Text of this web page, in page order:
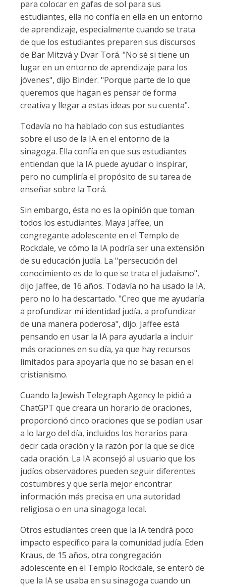
para colocar en gafas de sol para sus
estudiantes, ella no confía en ella en un entorno
de aprendizaje, especialmente cuando se trata
de que los estudiantes preparen sus discursos
de Bar Mitzvá y Dvar Torá. "No sé si tiene un
lugar en un entorno de aprendizaje para los
jóvenes", dijo Binder. "Porque parte de lo que
queremos que hagan es pensar de forma
creativa y llegar a estas ideas por su cuenta".
Todavía no ha hablado con sus estudiantes
sobre el uso de la IA en el entorno de la
sinagoga. Ella confía en que sus estudiantes
entiendan que la IA puede ayudar o inspirar,
pero no cumpliría el propósito de su tarea de
enseñar sobre la Torá.
Sin embargo, ésta no es la opinión que toman
todos los estudiantes. Maya Jaffee, un
congregante adolescente en el Templo de
Rockdale, ve cómo la IA podría ser una extensión
de su educación judía. La "persecución del
conocimiento es de lo que se trata el judaísmo",
dijo Jaffee, de 16 años. Todavía no ha usado la IA,
pero no lo ha descartado. "Creo que me ayudaría
a profundizar mi identidad judía, a profundizar
de una manera poderosa", dijo. Jaffee está
pensando en usar la IA para ayudarla a incluir
más oraciones en su día, ya que hay recursos
limitados para apoyarla que no se basan en el
cristianismo.
Cuando la Jewish Telegraph Agency le pidió a
ChatGPT que creara un horario de oraciones,
proporcionó cinco oraciones que se podían usar
a lo largo del día, incluidos los horarios para
decir cada oración y la razón por la que se dice
cada oración. La IA aconsejó al usuario que los
judíos observadores pueden seguir diferentes
costumbres y que sería mejor encontrar
información más precisa en una autoridad
religiosa o en una sinagoga local.
Otros estudiantes creen que la IA tendrá poco
impacto específico para la comunidad judía. Eden
Kraus, de 15 años, otra congregación
adolescente en el Templo Rockdale, se enteró de
que la IA se usaba en su sinagoga cuando un